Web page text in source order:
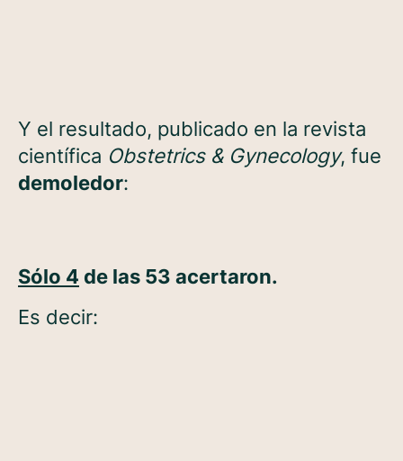
Y el resultado, publicado en la revista
científica Obstetrics & Gynecology, fue
demoledor:
Sólo 4 de las 53 acertaron.
Es decir: